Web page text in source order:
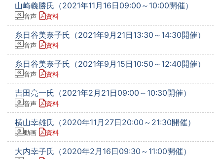
山崎義勝氏（2021年11月16日09:00～10:00開催）
音声 資料
糸日谷美奈子氏（2021年9月21日13:30～14:30開催）
音声 資料
糸日谷美奈子氏（2021年9月15日10:50～12:40開催）
音声 資料
吉田亮一氏（2021年2月21日09:00～10:30開催）
音声 資料
横山幸雄氏（2020年11月27日20:00～21:30開催）
動画 資料
大内幸子氏（2020年2月16日09:30～11:00開催）